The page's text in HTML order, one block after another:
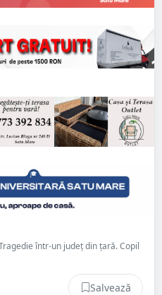
într-un județ din țară. Copil
Salvează